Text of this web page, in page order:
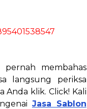
membahas
langsung periksa
Anda klik. Click! Kali
Jasa Sablon